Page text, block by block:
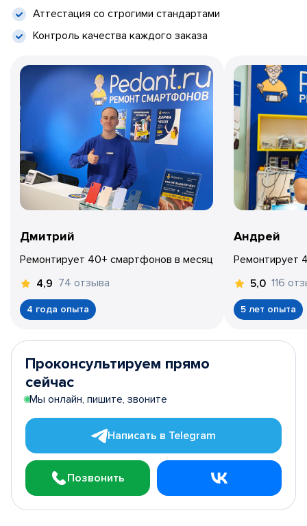
Аттестация со строгими стандартами
Контроль качества каждого заказа
Дмитрий
Ремонтирует 40+ смартфонов в месяц
4,9 74 отзыва
4 года опыта
Андрей
Ремонтирует
5,0 116
5 лет опыта
Проконсультируем прямо
сейчас
Мы онлайн, пишите, звоните
Написать в Telegram
Позвонить